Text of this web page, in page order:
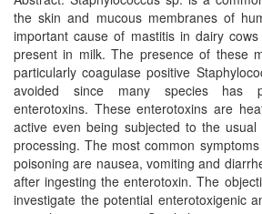
the skin and mucous membranes of
important cause of mastitis in dairy
present in milk. The presence of these
particularly coagulase positive
avoided since many species has
enterotoxins. These enterotoxins are
active even being subjected to the
processing. The most common
poisoning are nausea, vomiting and
after ingesting the enterotoxin. The
investigate the potential enterotoxigenic